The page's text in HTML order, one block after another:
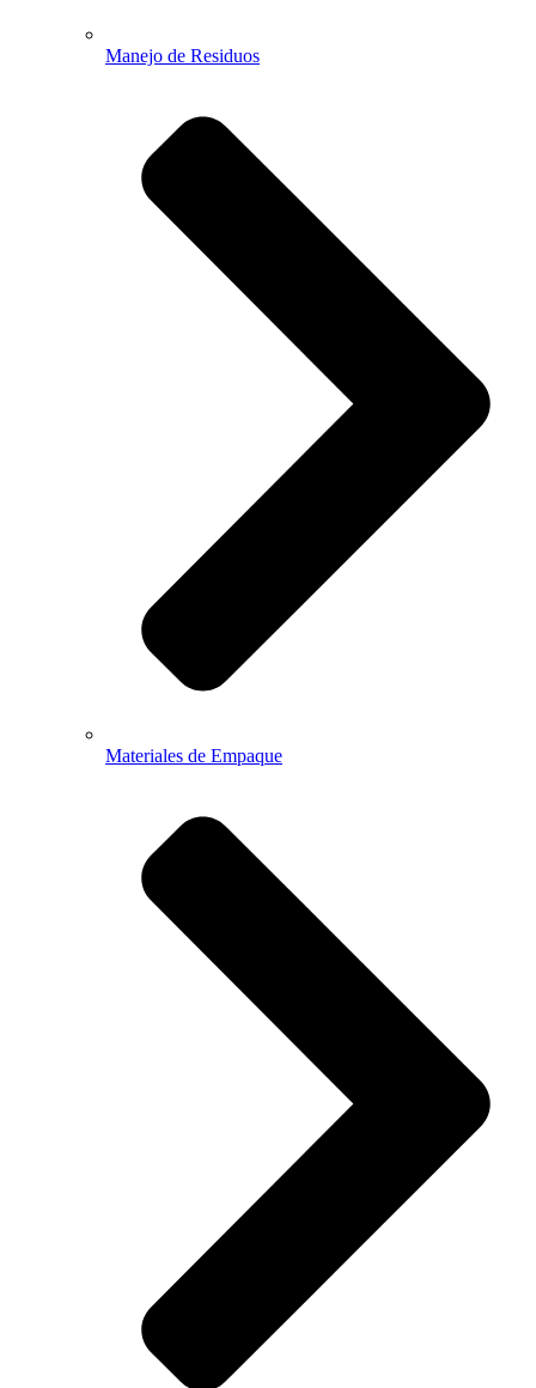
Manejo de Residuos
Materiales de Empaque